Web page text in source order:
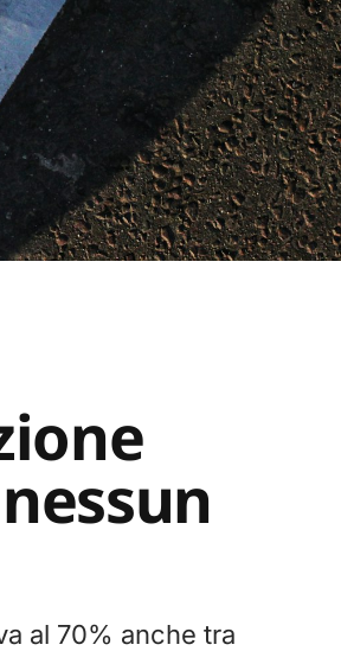
al 70% anche tra